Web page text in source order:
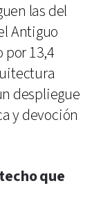
las del
Antiguo
por 13,4
despliegue
y devoción
que